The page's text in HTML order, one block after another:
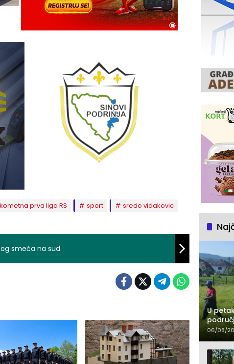
prva liga RS sport sredo vidakovic
smeća na sud
U
06/08/